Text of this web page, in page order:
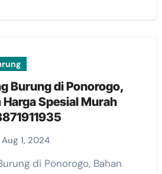
Burung di Ponorogo,
Spesial Murah
Aug 1, 2024